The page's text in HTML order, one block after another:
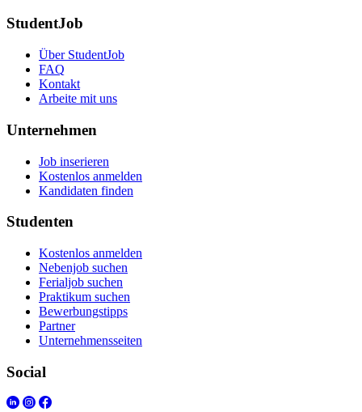
StudentJob
Über StudentJob
FAQ
Kontakt
Arbeite mit uns
Unternehmen
Job inserieren
Kostenlos anmelden
Kandidaten finden
Studenten
Kostenlos anmelden
Nebenjob suchen
Ferialjob suchen
Praktikum suchen
Bewerbungstipps
Partner
Unternehmensseiten
Social